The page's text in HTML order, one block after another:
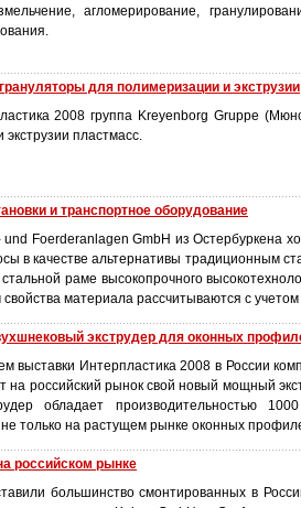
агломерирование,
для полимеризации и экструзии
2008 группа Kreyenborg Gruppe
пластмасс.
и транспортное оборудование
Foerderanlagen GmbH из Остербуркена
в качестве альтернативы традиционным
раме высокопрочного
свойства материала рассчитываются с
экструдер для оконных
выставки Интерпластика 2008 в России
на российский рынок свой новый мощный
обладает производительностью
только на растущем рынке оконных
российском рынке
большинство смонтированных в